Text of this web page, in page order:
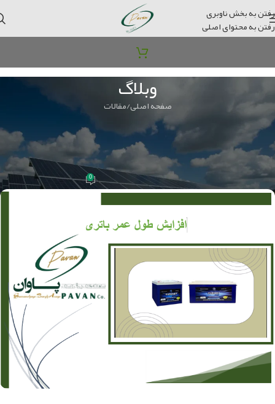
رفتن به بخش ناوبری
رفتن به محتوای اصلی
وبلاگ
صفحه اصلی مقالات
چگونه طول عمر باتری در سیستم
خورشیدی را افزایش بدهیم؟
مدیر سایتدر 2024-11-10 0